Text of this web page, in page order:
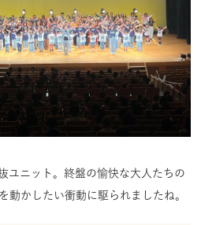
ユニット。終盤の愉快な大人たちの
動かしたい衝動に駆られましたね。